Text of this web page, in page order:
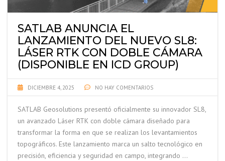
SATLAB ANUNCIA EL
LANZAMIENTO DEL NUEVO SL8:
LÁSER RTK CON DOBLE CÁMARA
(DISPONIBLE EN ICD GROUP)
DICIEMBRE 4, 2025 NO HAY COMENTARIOS
SATLAB Geosolutions presentó oficialmente su innovador SL8,
un avanzado Láser RTK con doble cámara diseñado para
transformar la forma en que se realizan los levantamientos
topográficos. Este lanzamiento marca un salto tecnológico en
precisión, eficiencia y seguridad en campo, integrando …